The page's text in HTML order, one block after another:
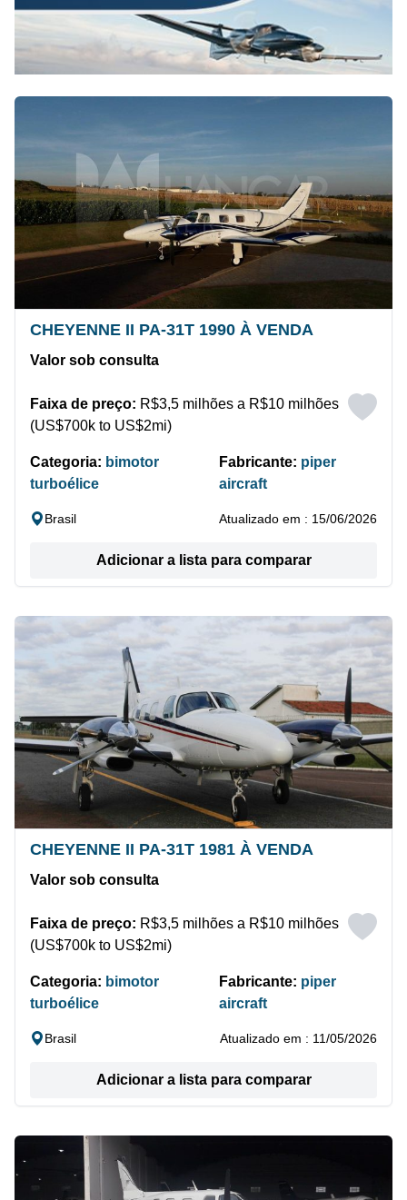
CHEYENNE II PA-31T 1990 À VENDA
Valor sob consulta
Faixa de preço: R$3,5 milhões a R$10 milhões
(US$700k to US$2mi)
Categoria: bimotor
turboélice
Fabricante: piper
aircraft
Brasil Atualizado em : 15/06/2026
Adicionar a lista para comparar
CHEYENNE II PA-31T 1981 À VENDA
Valor sob consulta
Faixa de preço: R$3,5 milhões a R$10 milhões
(US$700k to US$2mi)
Categoria: bimotor
turboélice
Fabricante: piper
aircraft
Brasil Atualizado em : 11/05/2026
Adicionar a lista para comparar